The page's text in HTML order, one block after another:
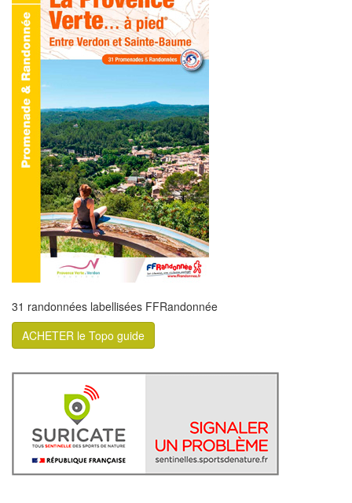
31 randonnées labellisées FFRandonnée
ACHETER le Topo guide